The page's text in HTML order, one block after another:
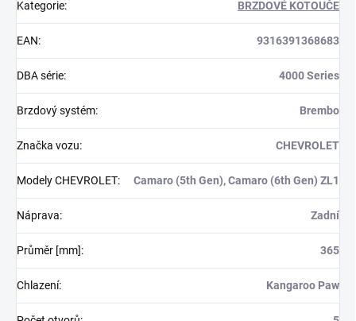
Kategorie: BRZDOVÉ KOTOUČE
EAN: 9316391368683
DBA série: 4000 Series
Brzdový systém: Brembo
Značka vozu: CHEVROLET
Modely CHEVROLET: Camaro (5th Gen), Camaro (6th Gen) ZL1
Náprava: Zadní
Průměr [mm]: 365
Chlazení: Kangaroo Paw